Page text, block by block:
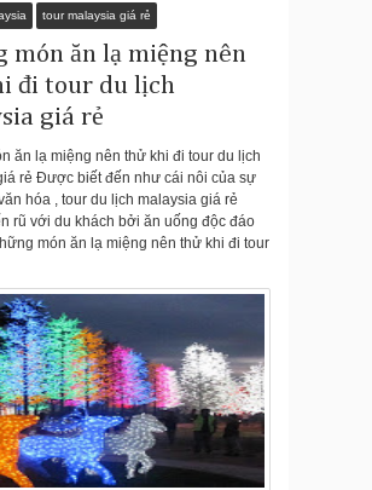
tour malaysia giá rẻ
món ăn lạ miệng nên
đi tour du lịch
giá rẻ
ăn lạ miệng nên thử khi đi tour du lịch
rẻ Được biết đến như cái nôi của sự
hóa , tour du lịch malaysia giá rẻ
rũ với du khách bởi ăn uống độc đáo
món ăn lạ miệng nên thử khi đi tour